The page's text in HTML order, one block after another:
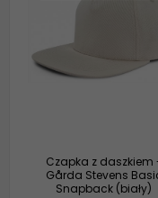
Czapka z daszkiem
Gårda Stevens
Snapback (biały)